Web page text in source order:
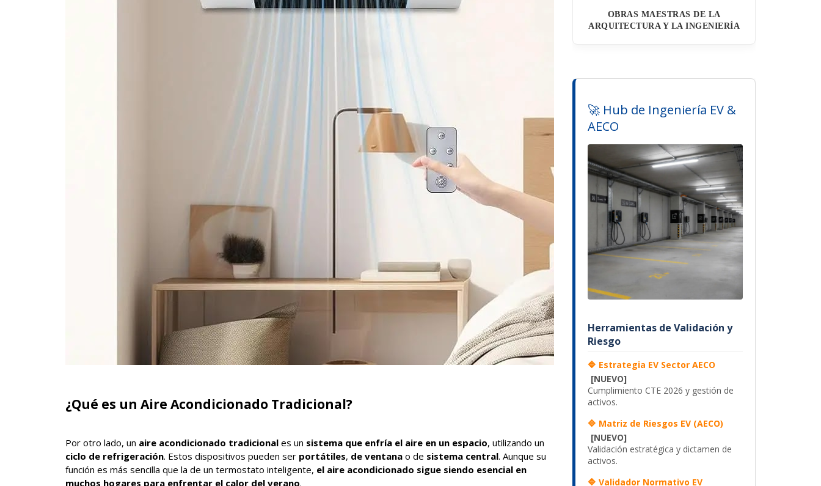
¿Qué es un Aire Acondicionado Tradicional?
Por otro lado, un aire acondicionado tradicional es un sistema que enfría el aire en un espacio, utilizando un
ciclo de refrigeración. Estos dispositivos pueden ser portátiles, de ventana o de sistema central. Aunque su
función es más sencilla que la de un termostato inteligente, el aire acondicionado sigue siendo esencial en
muchos hogares para enfrentar el calor del verano.
OBRAS MAESTRAS DE LA
ARQUITECTURA Y LA INGENIERÍA
🚀 Hub de Ingeniería EV &
AECO
Herramientas de Validación y
Riesgo
🔷 Estrategia EV Sector AECO
[NUEVO]
Cumplimiento CTE 2026 y gestión de
activos.
🔷 Matriz de Riesgos EV (AECO)
[NUEVO]
Validación estratégica y dictamen de
activos.
🔷 Validador Normativo EV